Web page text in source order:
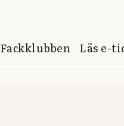
Fackklubben Läs e-